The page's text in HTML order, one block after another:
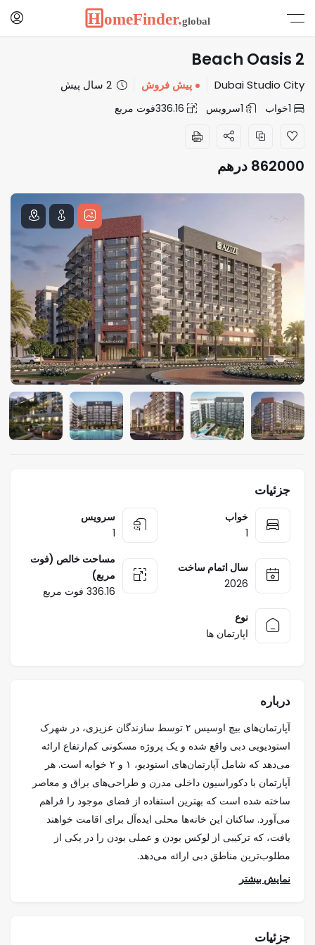
Beach Oasis 2
Dubai Studio City پیش فروش
1خواب 1سرویس 336.16فوت مربع
862000 درهم
جزئیات
خواب
1
سرویس
1
سال اتمام ساخت
2026
مساحت خالص (فوت
مربع)
336.16 فوت مربع
نوع
اپارتمان ها
درباره
آپارتمان‌های بیچ اوسیس ۲ توسط سازندگان عزیزی، در شهرک
استودیویی دبی واقع شده و یک پروژه مسکونی کم‌ارتفاع ارائه
می‌دهد که شامل آپارتمان‌های استودیو، ۱ و ۲ خوابه است. هر
آپارتمان با دکوراسیون داخلی مدرن و طراحی‌های براق و معاصر
ساخته شده است که بهترین استفاده از فضای موجود را فراهم
می‌آورد. ساکنان این خانه‌ها محلی ایده‌آل برای اقامت خواهند
یافت، که ترکیبی از لوکس بودن و عملی بودن را در یکی از
مطلوب‌ترین مناطق دبی ارائه می‌دهد.
این توسعه دارای یک استخر بزرگ به سبک لاگون در مرکز است
و محیطی آرام برای ساکنان فراهم می‌کند تا به طبیعت متصل
نمایش بیشتر
جزئیات